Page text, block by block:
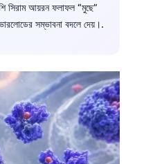
সিরাম আয়রন ফলাফল “মুছে”
সম্ভাবনা বদলে দেয়।.